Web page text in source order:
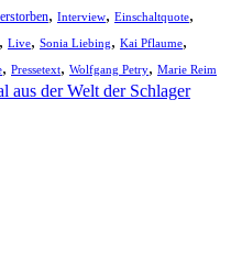
, Interview, Einschaltquote,
, Live, Sonia Liebing, Kai Pflaume,
, Pressetext, Wolfgang Petry, Marie Reim